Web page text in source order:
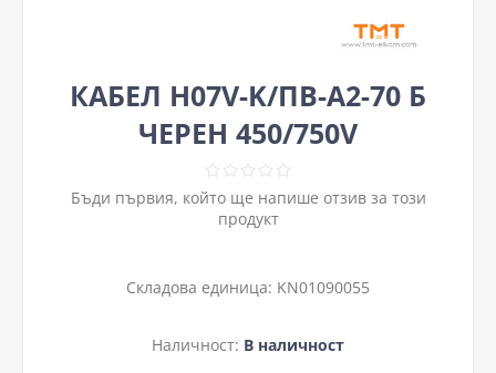
КАБЕЛ H07V-K/ПВ-А2-70 Б
ЧЕРЕН 450/750V
Бъди първия, който ще напише отзив за този
продукт
Складова единица: KN01090055
Наличност: В наличност